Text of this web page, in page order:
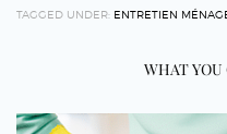
TAGGED UNDER: ENTRETIEN
WHAT